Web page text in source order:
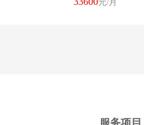
元/月